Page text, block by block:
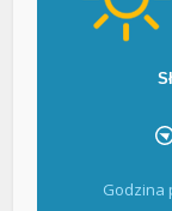
Godzina